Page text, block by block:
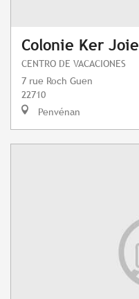
Colonie Ker Joie
CENTRO DE VACACIONES
7 rue Roch Guen
22710
Penvénan